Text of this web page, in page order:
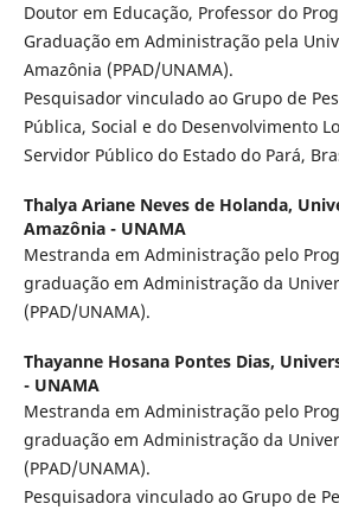
Doutor em Educação, Professor do
Graduação em Administração pela
Amazônia (PPAD/UNAMA).
Pesquisador vinculado ao Grupo de
Pública, Social e do Desenvolvimento
Servidor Público do Estado do Pará,
Thalya Ariane Neves de Holanda,
Amazônia - UNAMA
Mestranda em Administração pelo
graduação em Administração da
(PPAD/UNAMA).
Thayanne Hosana Pontes Dias,
- UNAMA
Mestranda em Administração pelo
graduação em Administração da
(PPAD/UNAMA).
Pesquisadora vinculado ao Grupo de